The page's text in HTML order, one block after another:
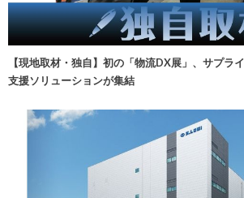
【現地取材・独自】初の「物流DX展」、サプラ
支援ソリューションが集結